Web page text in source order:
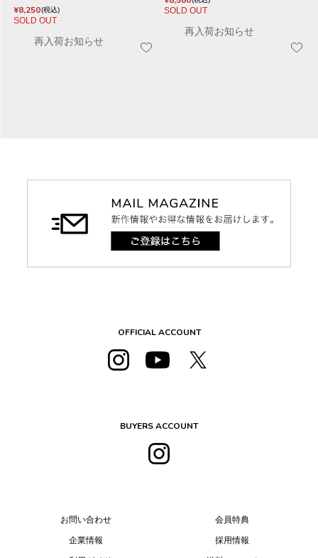
¥8,250 税込
SOLD OUT
再入荷お知らせ
SOLD OUT
再入荷お知らせ
OFFICIAL ACCOUNT
BUYERS ACCOUNT
お問い合わせ
企業情報
会員特典
採用情報